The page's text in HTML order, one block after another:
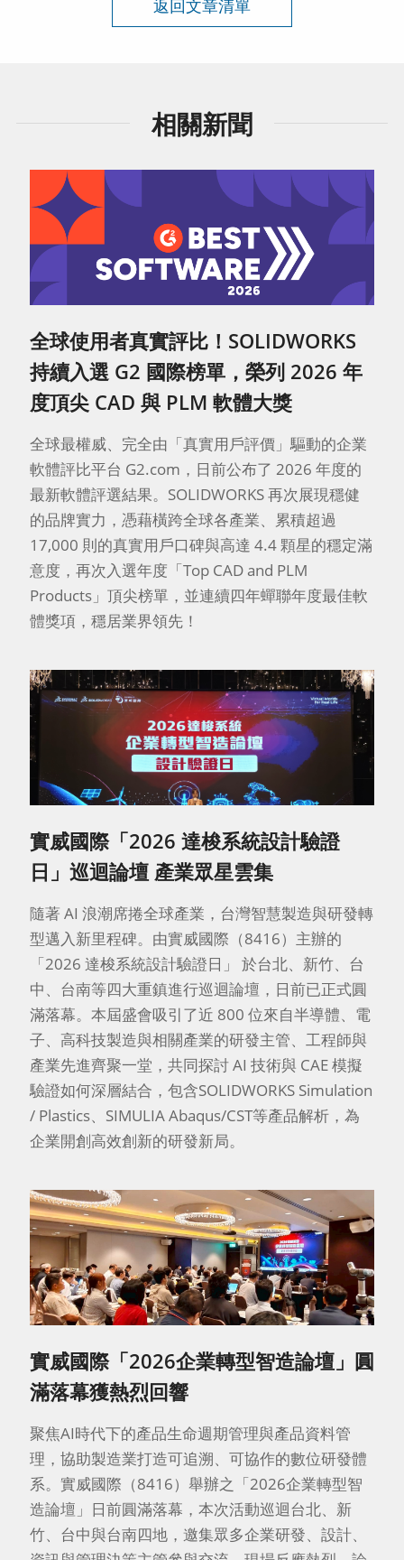
返回文章清單
相關新聞
全球使用者真實評比！SOLIDWORKS
持續入選 G2 國際榜單，榮列 2026 年
度頂尖 CAD 與 PLM 軟體大獎
全球最權威、完全由「真實用戶評價」驅動的企業
軟體評比平台 G2.com，日前公布了 2026 年度的
最新軟體評選結果。SOLIDWORKS 再次展現穩健
的品牌實力，憑藉橫跨全球各產業、累積超過
17,000 則的真實用戶口碑與高達 4.4 顆星的穩定滿
意度，再次入選年度「Top CAD and PLM
Products」頂尖榜單，並連續四年蟬聯年度最佳軟
體獎項，穩居業界領先！
實威國際「2026 達梭系統設計驗證
日」巡迴論壇 產業眾星雲集
隨著 AI 浪潮席捲全球產業，台灣智慧製造與研發轉
型邁入新里程碑。由實威國際（8416）主辦的
「2026 達梭系統設計驗證日」 於台北、新竹、台
中、台南等四大重鎮進行巡迴論壇，日前已正式圓
滿落幕。本屆盛會吸引了近 800 位來自半導體、電
子、高科技製造與相關產業的研發主管、工程師與
產業先進齊聚一堂，共同探討 AI 技術與 CAE 模擬
驗證如何深層結合，包含SOLIDWORKS Simulation
/ Plastics、SIMULIA Abaqus/CST等產品解析，為
企業開創高效創新的研發新局。
實威國際「2026企業轉型智造論壇」圓
滿落幕獲熱烈回響
聚焦AI時代下的產品生命週期管理與產品資料管
理，協助製造業打造可追溯、可協作的數位研發體
系。實威國際（8416）舉辦之「2026企業轉型智
造論壇」日前圓滿落幕，本次活動巡迴台北、新
竹、台中與台南四地，邀集眾多企業研發、設計、